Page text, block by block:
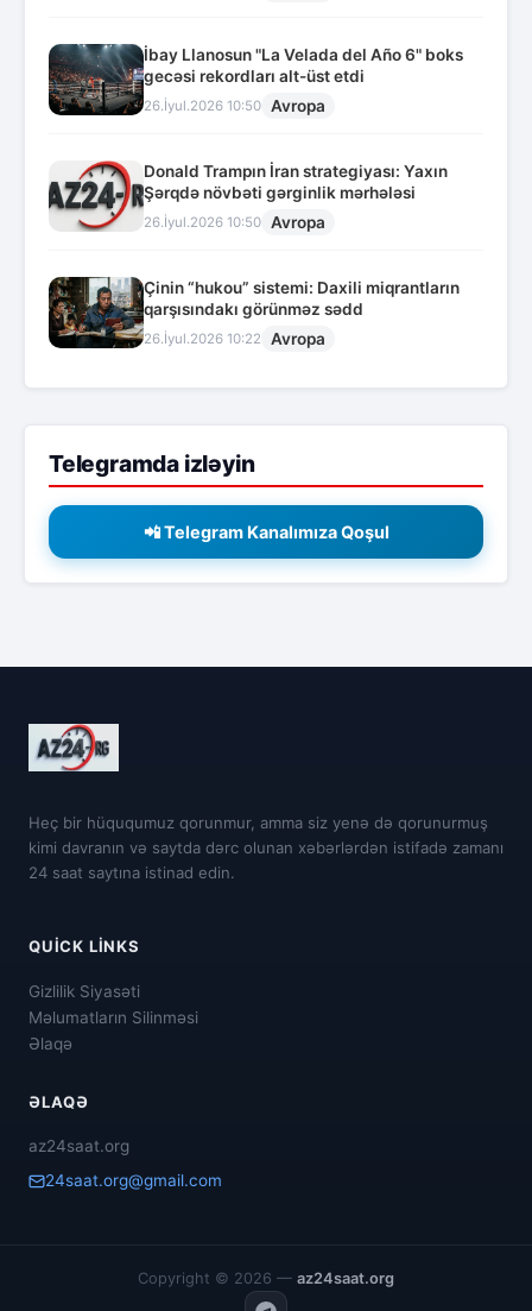
İbay Llanosun "La Velada del Año 6" boks
gecəsi rekordları alt-üst etdi
26.İyul.2026 10:50 Avropa
Donald Trampın İran strategiyası: Yaxın
Şərqdə növbəti gərginlik mərhələsi
26.İyul.2026 10:50 Avropa
Çinin “hukou” sistemi: Daxili miqrantların
qarşısındakı görünməz sədd
26.İyul.2026 10:22 Avropa
Telegramda izləyin
📲 Telegram Kanalımıza Qoşul
Heç bir hüququmuz qorunmur, amma siz yenə də qorunurmuş
kimi davranın və saytda dərc olunan xəbərlərdən istifadə zamanı
24 saat saytına istinad edin.
QUICK LINKS
Gizlilik Siyasəti
Məlumatların Silinməsi
Əlaqə
ƏLAQƏ
az24saat.org
24saat.org@gmail.com
Copyright © 2026 — az24saat.org